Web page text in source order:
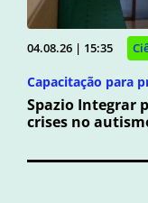
04.08.26 | 15:35
Capacitação para
Spazio Integrar
crises no